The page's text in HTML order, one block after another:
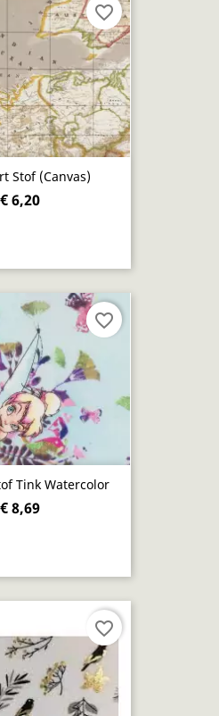
Stof (canvas)
€ 6,20
favorite_border
Tink Watercolor
€ 8,69
favorite_border
favorite_border